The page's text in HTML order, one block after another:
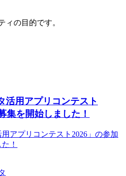
ィの目的です。
活用アプリコンテスト
集を開始しました！
用アプリコンテスト2026」の参加
！